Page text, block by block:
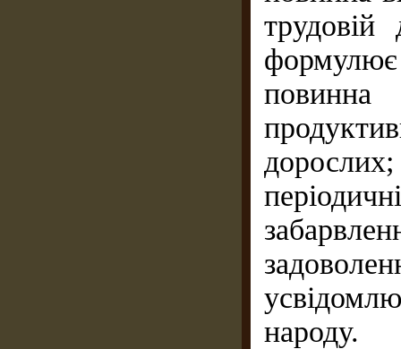
трудовій
народу.